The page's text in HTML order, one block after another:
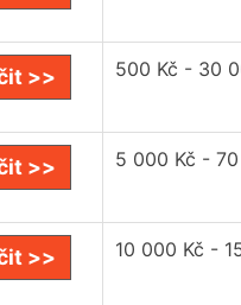
>> 500 Kč - 30
>> 5 000 Kč -
>> 10 000 Kč -